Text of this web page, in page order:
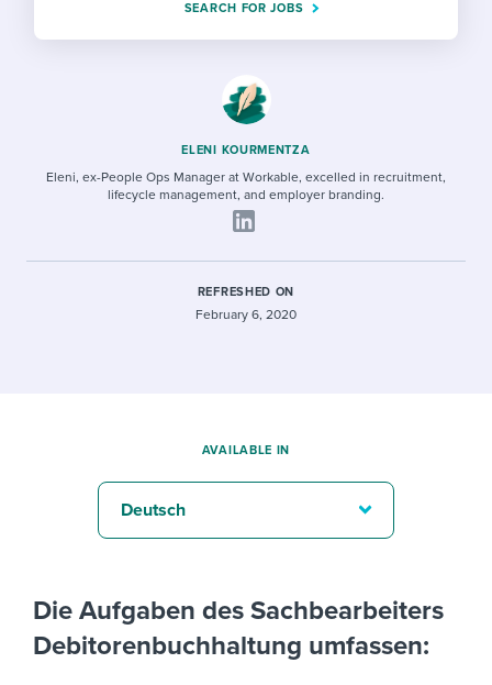
SEARCH FOR JOBS
ELENI KOURMENTZA
Eleni, ex-People Ops Manager at Workable, excelled in recruitment,
lifecycle management, and employer branding.
REFRESHED ON
February 6, 2020
Die Aufgaben des Sachbearbeiters
Debitorenbuchhaltung umfassen:
AVAILABLE IN
Deutsch